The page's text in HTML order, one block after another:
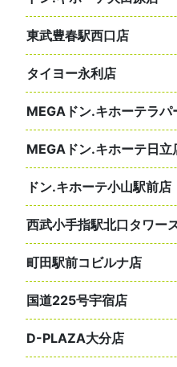
東武豊春駅西口店
タイヨー永利店
MEGAドン.キホーテラパ
MEGAドン.キホーテ日立
ドン.キホーテ小山駅前店
西武小手指駅北口タワー
町田駅前コビルナ店
国道225号宇宿店
D-PLAZA大分店